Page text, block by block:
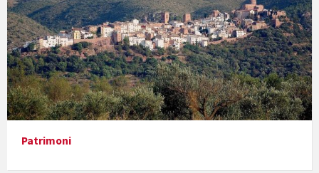
Presentació del llibre &quot;La mare&quot;, d'Emma Zafon
Patrimoni